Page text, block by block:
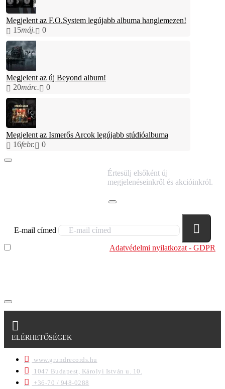
Megjelent az F.O.System legújabb albuma hanglemezen!
15máj. 0
Megjelent az új Beyond album!
20márc. 0
Megjelent az Ismerős Arcok legújabb stúdióalbuma
16febr. 0
Értesülj elsőként új
megjelenéseinkről és akcióinkról.
E-mail címed
Adatvédelmi nyilatkozat - GDPR
ELÉRHETŐSÉGEK
www.grundrecords.hu
1047 Budapest, Károlyi István u. 10.
+36-70 / 948-0288